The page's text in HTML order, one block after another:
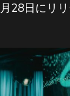
28日にリリ